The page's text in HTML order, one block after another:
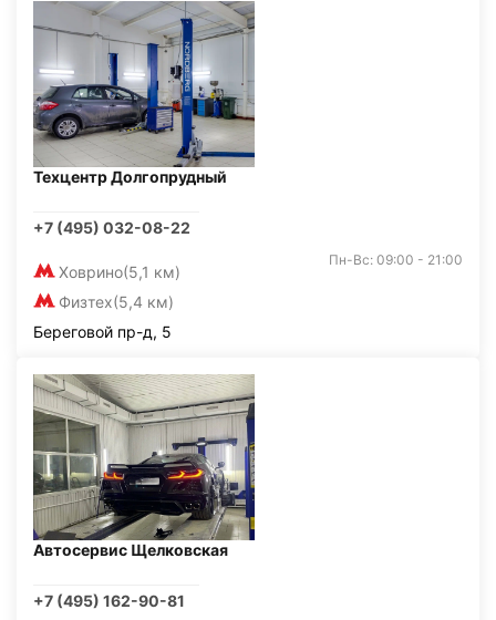
Техцентр Долгопрудный
+7 (495) 032-08-22
Ховрино(5,1 км)
Физтех(5,4 км)
Пн-Вс: 09:00 - 21:00
Береговой пр-д, 5
Автосервис Щелковская
+7 (495) 162-90-81